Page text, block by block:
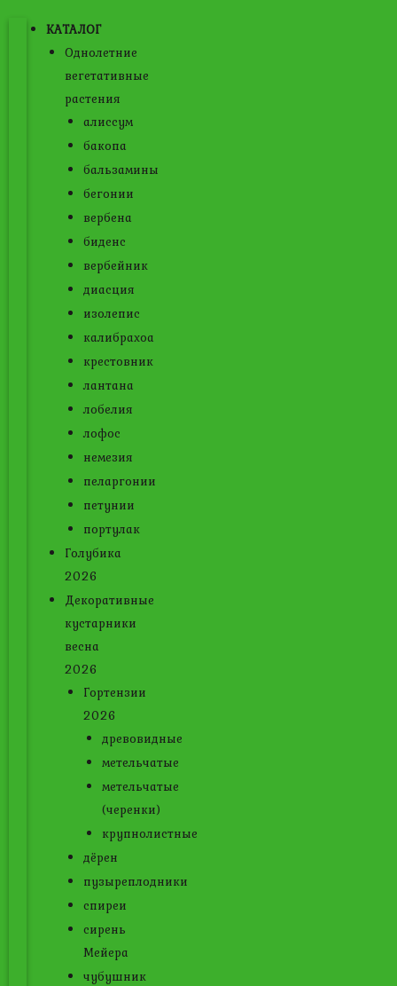
КАТАЛОГ
Однолетние
вегетативные
растения
алиссум
бакопа
бальзамины
бегонии
вербена
биденс
вербейник
диасция
изолепис
калибрахоа
крестовник
лантана
лобелия
лофос
немезия
пеларгонии
петунии
портулак
Голубика
2026
Декоративные
кустарники
весна
2026
Гортензии
2026
древовидные
метельчатые
метельчатые
(черенки)
крупнолистные
дёрен
пузыреплодники
спиреи
сирень
Мейера
чубушник